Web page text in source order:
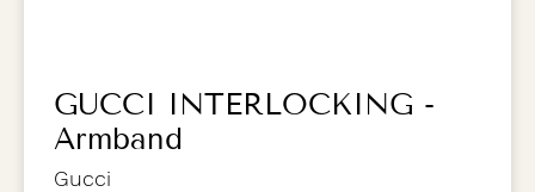
GUCCI INTERLOCKING -
Armband
Gucci